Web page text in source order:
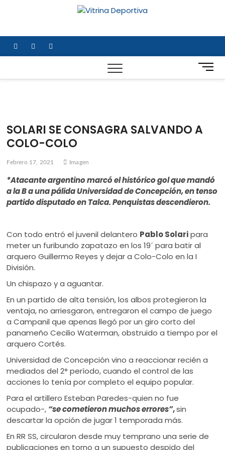
INTERNACIONAL
facebooktwitterinstagram
B
o
e
ú
SOLARI SE CONSAGRA SALVANDO A
COLO-COLO
Febrero 17, 2021 Imagen
*Atacante argentino marcó el histórico gol que mandó
a la B a una pálida Universidad de Concepción, en tenso
partido disputado en Talca. Penquistas descendieron.
Con todo entró el juvenil delantero Pablo Solaripara
meter un furibundo zapatazo en los 19´ para batir al
arquero Guillermo Reyes y dejar a Colo-Colo en la I
División.
Un chispazo y a aguantar.
En un partido de alta tensión, los albos protegieron la
ventaja, no arriesgaron, entregaron el campo de juego
a Campanil que apenas llegó por un giro corto del
panameño Cecilio Waterman, obstruido a tiempo por el
arquero Cortés.
Universidad de Concepción vino a reaccionar recién a
mediados del 2° período, cuando el control de las
acciones lo tenía por completo el equipo popular.
Para el artillero Esteban Paredes-quien no fue
ocupado-, “se cometieron muchos errores”,sin
descartar la opción de jugar 1 temporada más.
En RR SS, circularon desde muy temprano una serie de
publicaciones en torno a un supuesto despido del